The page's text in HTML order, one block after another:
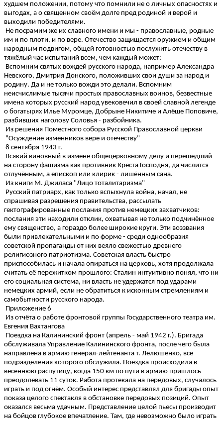
худшем положении, потому что помнили не о личных опасностях и
выгодах, а о священном своём долге пред родиной и верой и
выходили победителями.
Не посрамим же их славного имени и мы - православные, родные
им и по плоти, и по вере. Отечество защищается оружием и общим
народным подвигом, общей готовностью послужить отечеству в
тяжёлый час испытаний всем, чем каждый может:
Вспомним святых вождей русского народа, например Александра
Невского, Дмитрия Донского, положивших свои души за народ и
родину. Да и не только вожди это делали. Вспомним
неисчислимые тысячи простых православных воинов, безвестные
имена которых русский народ увековечил в своей славной легенде
о богатырях Илье Муромце, Добрыне Никитиче и Алёше Поповиче,
разбивших наголову Соловья - разбойника.
Из решения Поместного собора Русской Православной церкви
"Осуждение изменников вере и отечеству"
8 сентября 1943 г.
Всякий виновный в измене общецерковному делу и перешедший
на сторону фашизма как противник Креста Господня, да числится
отлучённым, а епископ или клирик - лишённым сана.
Из книги М. Джиласа "Лицо тоталитаризма"
Русский патриарх, как только вспыхнула война, начал, не
спрашивая разрешения правительства, рассылать
гектографированные послания против немецких захватчиков:
послания эти находили отклик, охватывая не только подчинённое
ему священство, а гораздо более широкие круги. Эти воззвания
были привлекательными и по форме - среди однообразия
советской пропаганды от них веяло свежестью древнего
религиозного патриотизма. Советская власть быстро
приспособилась и начала опираться на церковь, хотя продолжала
считать её пережитком прошлого: Сталин интуитивно понял, что ни
его социальная система, ни власть не удержатся под ударами
немецких армий, если не обратиться к исконным стремлениям и
самобытности русского народа.
Приложение 6
Из отчёта о работе фронтовой группы Государственного театра им.
Евгения Вахтангова
Поездка на Калининский фронт (апрель - май 1942 г.). Бригада
обслуживала Управление Калининского фронта, после чего была
направлена в армию генерал-лейтенанта т. Лелюшенко, все
подразделения которого обслужила. Поездка происходила в
весеннюю распутицу, когда 150 км по пути в армию пришлось
преодолевать 11 суток. Работа протекала на передовых, случалось
играть и под огнём. Особый интерес представлял для бригады опыт
показа целого спектакля в обстановке передовых позиций. Опыт
оказался весьма удачным. Представление целой пьесы производит
на бойцов глубокое впечатление. Там, где невозможно было играть